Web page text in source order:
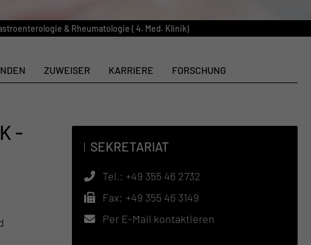
& Rheumatologie ( 4. Med. Klinik)
ZUWEISER KARRIERE FORSCHUNG
SEKRETARIAT
Tel.: +49 355 46 2732
Fax: +49 355 46 3149
Per E-Mail kontaktieren
-